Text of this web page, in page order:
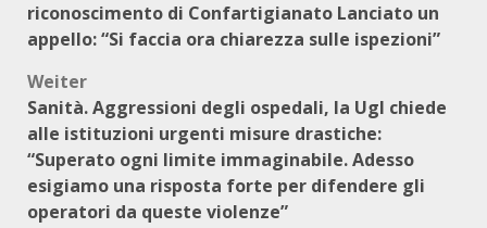
riconoscimento di Confartigianato Lanciato un
appello: “Si faccia ora chiarezza sulle ispezioni”
Weiter
Sanità. Aggressioni degli ospedali, la Ugl chiede
alle istituzioni urgenti misure drastiche:
“Superato ogni limite immaginabile. Adesso
esigiamo una risposta forte per difendere gli
operatori da queste violenze”